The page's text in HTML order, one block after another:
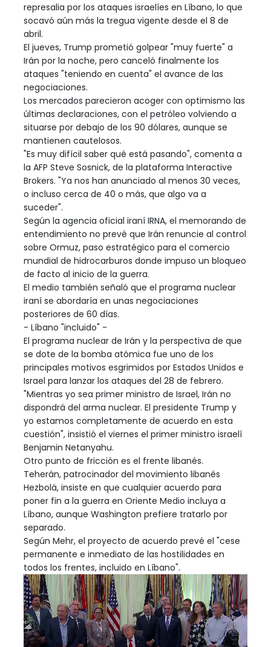
represalia por los ataques israelíes en Líbano, lo que
socavó aún más la tregua vigente desde el 8 de
abril.
El jueves, Trump prometió golpear "muy fuerte" a
Irán por la noche, pero canceló finalmente los
ataques "teniendo en cuenta" el avance de las
negociaciones.
Los mercados parecieron acoger con optimismo las
últimas declaraciones, con el petróleo volviendo a
situarse por debajo de los 90 dólares, aunque se
mantienen cautelosos.
"Es muy difícil saber qué está pasando", comenta a
la AFP Steve Sosnick, de la plataforma Interactive
Brokers. "Ya nos han anunciado al menos 30 veces,
o incluso cerca de 40 o más, que algo va a
suceder".
Según la agencia oficial iraní IRNA, el memorando de
entendimiento no prevé que Irán renuncie al control
sobre Ormuz, paso estratégico para el comercio
mundial de hidrocarburos donde impuso un bloqueo
de facto al inicio de la guerra.
El medio también señaló que el programa nuclear
iraní se abordaría en unas negociaciones
posteriores de 60 días.
- Líbano "incluido" -
El programa nuclear de Irán y la perspectiva de que
se dote de la bomba atómica fue uno de los
principales motivos esgrimidos por Estados Unidos e
Israel para lanzar los ataques del 28 de febrero.
"Mientras yo sea primer ministro de Israel, Irán no
dispondrá del arma nuclear. El presidente Trump y
yo estamos completamente de acuerdo en esta
cuestión", insistió el viernes el primer ministro israelí
Benjamin Netanyahu.
Otro punto de fricción es el frente libanés.
Teherán, patrocinador del movimiento libanés
Hezbolá, insiste en que cualquier acuerdo para
poner fin a la guerra en Oriente Medio incluya a
Líbano, aunque Washington prefiere tratarlo por
separado.
Según Mehr, el proyecto de acuerdo prevé el "cese
permanente e inmediato de las hostilidades en
todos los frentes, incluido en Líbano".